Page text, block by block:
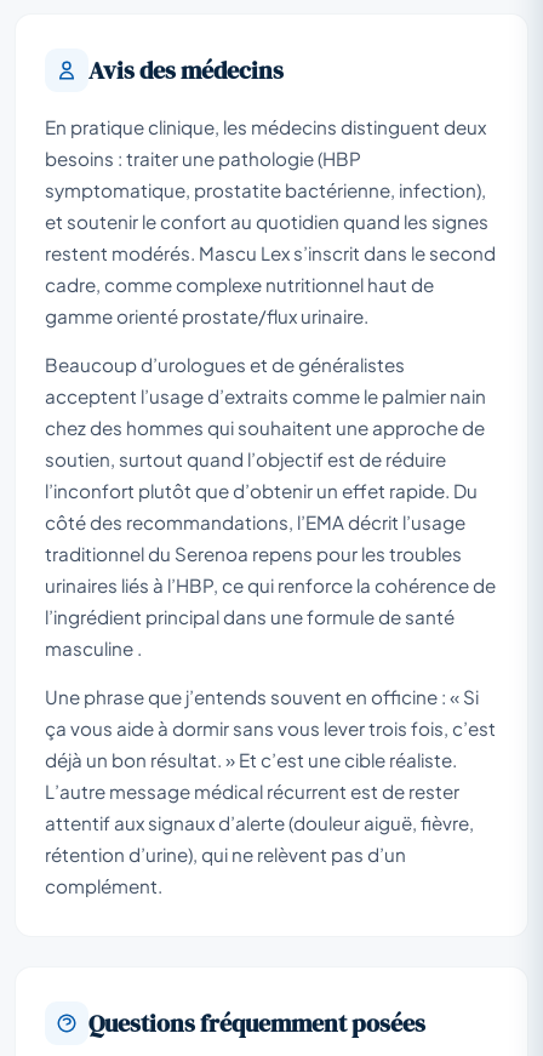
Avis des médecins
En pratique clinique, les médecins distinguent deux
besoins : traiter une pathologie (HBP
symptomatique, prostatite bactérienne, infection),
et soutenir le confort au quotidien quand les signes
restent modérés. Mascu Lex s’inscrit dans le second
cadre, comme complexe nutritionnel haut de
gamme orienté prostate/flux urinaire.
Beaucoup d’urologues et de généralistes
acceptent l’usage d’extraits comme le palmier nain
chez des hommes qui souhaitent une approche de
soutien, surtout quand l’objectif est de réduire
l’inconfort plutôt que d’obtenir un effet rapide. Du
côté des recommandations, l’EMA décrit l’usage
traditionnel du Serenoa repens pour les troubles
urinaires liés à l’HBP, ce qui renforce la cohérence de
l’ingrédient principal dans une formule de santé
masculine .
Une phrase que j’entends souvent en officine : « Si
ça vous aide à dormir sans vous lever trois fois, c’est
déjà un bon résultat. » Et c’est une cible réaliste.
L’autre message médical récurrent est de rester
attentif aux signaux d’alerte (douleur aiguë, fièvre,
rétention d’urine), qui ne relèvent pas d’un
complément.
Questions fréquemment posées